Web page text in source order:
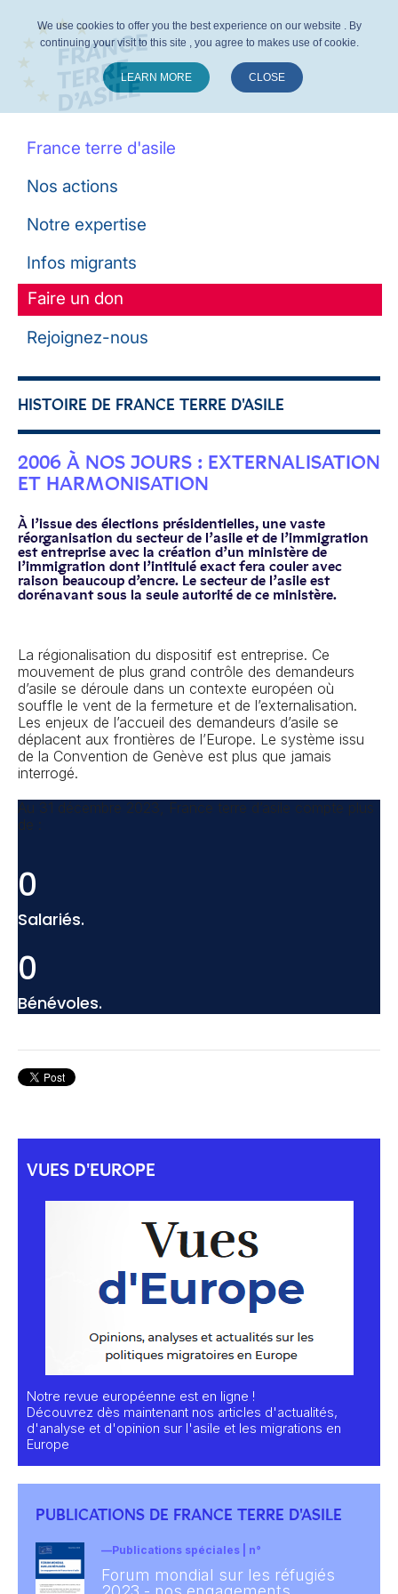
France terre d'asile
Nos actions
Notre expertise
Infos migrants
Faire un don
Rejoignez-nous
HISTOIRE DE FRANCE TERRE D'ASILE
2006 À NOS JOURS : EXTERNALISATION
ET HARMONISATION
À l’issue des élections présidentielles, une vaste
réorganisation du secteur de l’asile et de l’immigration
est entreprise avec la création d’un ministère de
l’immigration dont l’intitulé exact fera couler avec
raison beaucoup d’encre. Le secteur de l’asile est
dorénavant sous la seule autorité de ce ministère.
La régionalisation du dispositif est entreprise. Ce
mouvement de plus grand contrôle des demandeurs
d’asile se déroule dans un contexte européen où
souffle le vent de la fermeture et de l’externalisation.
Les enjeux de l’accueil des demandeurs d’asile se
déplacent aux frontières de l’Europe. Le système issu
de la Convention de Genève est plus que jamais
interrogé.
Au 31 décembre 2023, France terre d’asile compte plus
de :
0
Salariés.
0
Bénévoles.
VUES D'EUROPE
Notre revue européenne est en ligne !
Découvrez dès maintenant nos articles d'actualités,
d'analyse et d'opinion sur l'asile et les migrations en
Europe
PUBLICATIONS DE FRANCE TERRE D'ASILE
Publications spéciales | n°
Forum mondial sur les réfugiés
We use cookies to offer you the best experience on our website . By
continuing your visit to this site , you agree to makes use of cookie.
LEARN MORE CLOSE